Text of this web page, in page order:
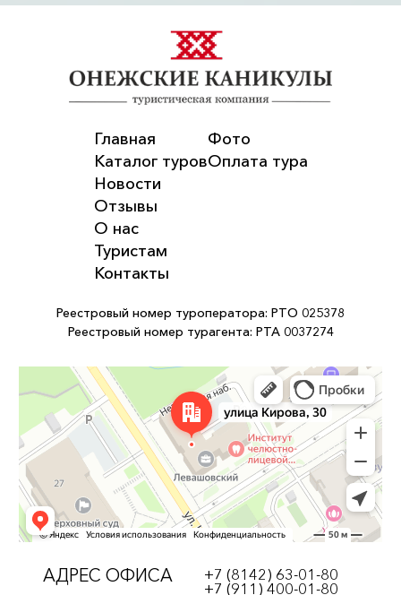
Главная
Каталог туров
Новости
Отзывы
О нас
Туристам
Контакты
Фото
Оплата тура
Реестровый номер туроператора: РТО 025378
Реестровый номер турагента: РТА 0037274
+7 (8142) 63-01-80
+7 (911) 400-01-80
АДРЕС ОФИСА